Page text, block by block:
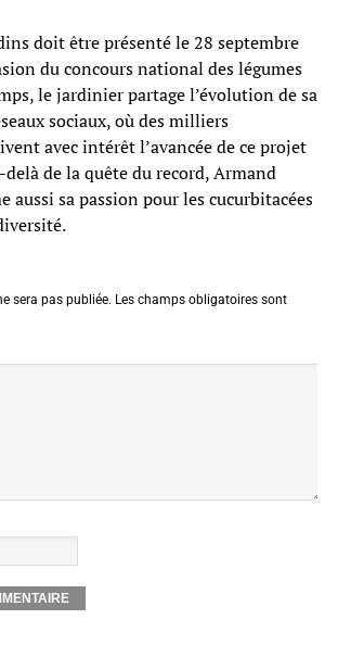
doit être présenté le 28 septembre
du concours national des légumes
le jardinier partage l’évolution de sa
sociaux, où des milliers
avec intérêt l’avancée de ce projet
de la quête du record, Armand
aussi sa passion pour les cucurbitacées
sera pas publiée. Les champs obligatoires sont